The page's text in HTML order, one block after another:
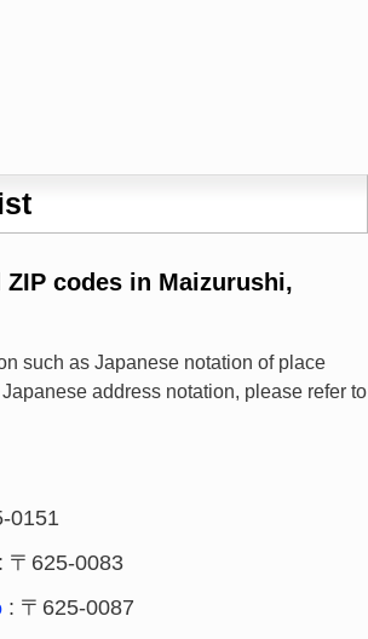
ZIP codes in Maizurushi,
such as Japanese notation of place
address notation, please refer to
0151
: 〒625-0083
: 〒625-0087